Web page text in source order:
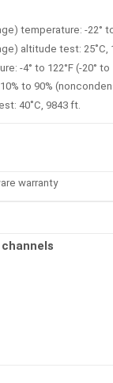
temperature: -22° to
altitude test: 25˚C,
-4° to 122°F (-20° to
to 90%
40˚C, 9843 ft.
warranty